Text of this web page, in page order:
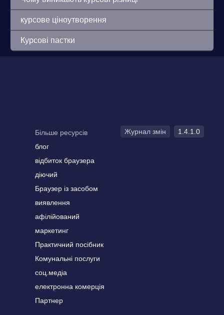
курсове ціноутворення
Курсові пастки
Більше ресурсів
блог
відбиток браузера
діючий
Браузер із засобом
виявлення
афілійований
маркетинг
Практичний посібник
Комунальні послуги
соц.медіа
електронна комерція
Партнер
Журнал змін 1.4.1.0